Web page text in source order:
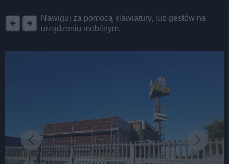
Nawiguj za pomocą klawiatury, lub gestów na
urządzeniu mobilnym.